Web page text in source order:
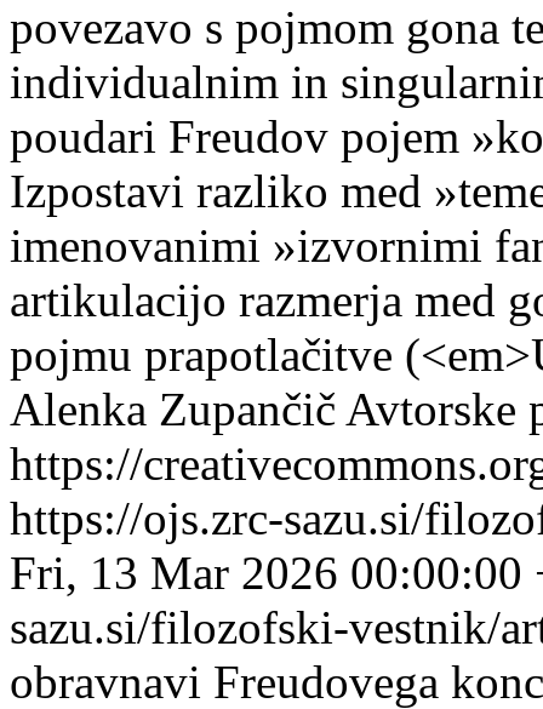
povezavo s pojmom gona
individualnim in
poudari Freudov pojem
Izpostavi razliko med
imenovanimi »izvornimi
artikulacijo razmerja med
pojmu prapotlačitve
Alenka Zupančič Avtorske
https://
https://ojs.zrc-sazu.si/
Fri, 13 Mar 2026 00:00:00
sazu.si/filozofski-vestnik/
obravnavi Freudovega